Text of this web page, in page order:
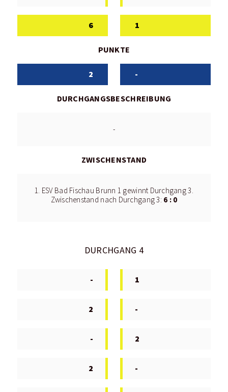
6 1
PUNKTE
2 -
DURCHGANGSBESCHREIBUNG
-
ZWISCHENSTAND
1. ESV Bad Fischau Brunn 1 gewinnt Durchgang 3.
Zwischenstand nach Durchgang 3: 6 : 0
DURCHGANG 4
- 1
2 -
- 2
2 -